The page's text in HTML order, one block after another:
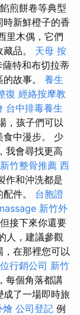
煎餅卷等典型
新鮮橙子的香
里木偶，它們
品。 天母 按
特和布切拉蒂
故事。 養生
復 經絡按摩教
台中排毒養生
，孩子們可以
食中漫步。 少
我會尋找更高
新竹整骨推薦 西
作和沖洗都是
件。 台胞證
新竹外
接下來你還要
人，建議參觀
在那裡您可以
行銷公司 新竹
每個角落都講
了一場即時旅
燴 公司登記 例